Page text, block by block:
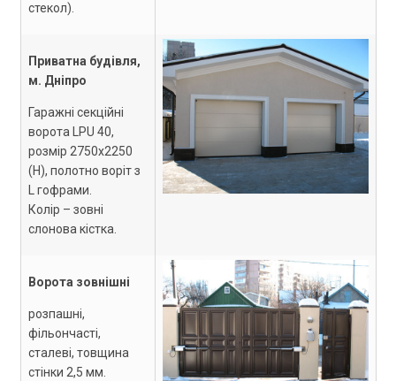
стекол).
Приватна будівля,
м. Дніпро
Гаражні секційні
ворота LPU 40,
розмір 2750х2250
(Н), полотно воріт з
L гофрами.
Колір – зовні
слонова кістка.
Ворота зовнішні
розпашні,
фільончасті,
сталеві, товщина
стінки 2,5 мм.